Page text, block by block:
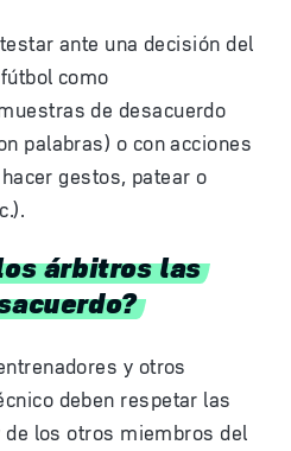
ante una decisión del
como
de desacuerdo
palabras) o con acciones
gestos, patear o
árbitros las
y otros
deben respetar las
los otros miembros del